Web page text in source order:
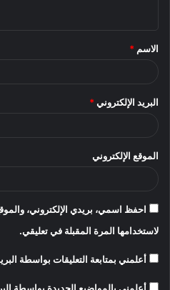
*
الاسم *
البريد الإلكتروني *
الموقع الإلكتروني
احفظ اسمي، بريدي الإلكتروني،
لاستخدامها المرة المقبلة في تعليقي.
أعلمني بمتابعة التعليقات بواسطة